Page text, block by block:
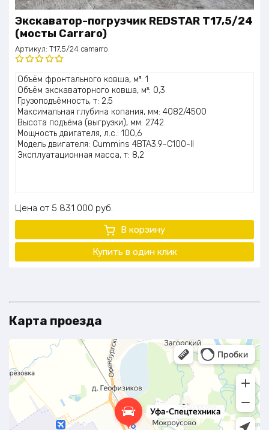
Экскаватор-погрузчик REDSTAR T17,5/24
(мосты Carraro)
Артикул: T17,5/24 camarro
Оценка
5.00из 5
Объём фронтального ковша, м³: 1
Объём экскаваторного ковша, м³: 0,3
Грузоподъёмность, т: 2,5
Максимальная глубина копания, мм: 4082/4500
Высота подъёма (выгрузки), мм: 2742
Мощность двигателя, л.с.: 100,6
Модель двигателя: Cummins 4BTA3.9-C100-II
Эксплуатационная масса, т: 8,2
Цена 5 831 000 руб.
В корзину
Купить в один клик
Карта проезда